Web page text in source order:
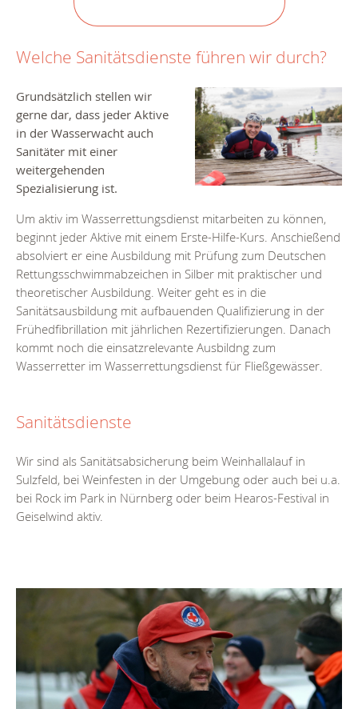
Welche Sanitätsdienste führen wir durch?
Grundsätzlich stellen wir
gerne dar, dass jeder Aktive
in der Wasserwacht auch
Sanitäter mit einer
weitergehenden
Spezialisierung ist.
Um aktiv im Wasserrettungsdienst mitarbeiten zu können,
beginnt jeder Aktive mit einem Erste-Hilfe-Kurs. Anschießend
absolviert er eine Ausbildung mit Prüfung zum Deutschen
Rettungsschwimmabzeichen in Silber mit praktischer und
theoretischer Ausbildung. Weiter geht es in die
Sanitätsausbildung mit aufbauenden Qualifizierung in der
Frühedfibrillation mit jährlichen Rezertifizierungen. Danach
kommt noch die einsatzrelevante Ausbildng zum
Wasserretter im Wasserrettungsdienst für Fließgewässer.
Sanitätsdienste
Wir sind als Sanitätsabsicherung beim Weinhallalauf in
Sulzfeld, bei Weinfesten in der Umgebung oder auch bei u.a.
bei Rock im Park in Nürnberg oder beim Hearos-Festival in
Geiselwind aktiv.